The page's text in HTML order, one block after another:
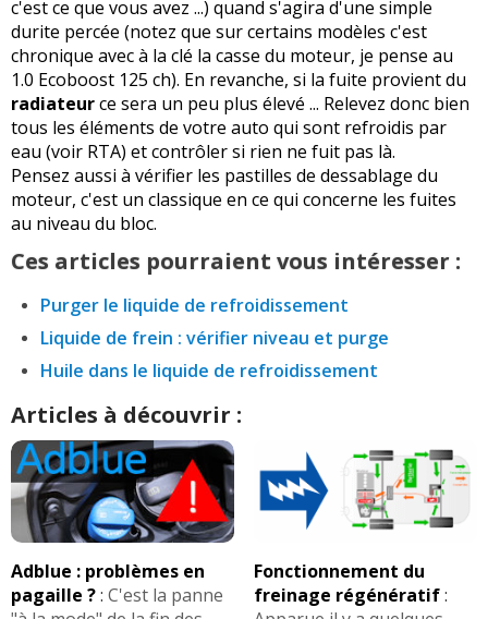
c'est ce que vous avez ...) quand s'agira d'une simple
durite percée (notez que sur certains modèles c'est
chronique avec à la clé la casse du moteur, je pense au
1.0 Ecoboost 125 ch). En revanche, si la fuite provient du
radiateurce sera un peu plus élevé ... Relevez donc bien
tous les éléments de votre auto qui sont refroidis par
eau (voir RTA) et contrôler si rien ne fuit pas là.
Pensez aussi à vérifier les pastilles de dessablage du
moteur, c'est un classique en ce qui concerne les fuites
au niveau du bloc.
Ces articles pourraient vous intéresser :
Purger le liquide de refroidissement
Liquide de frein : vérifier niveau et purge
Huile dans le liquide de refroidissement
Articles à découvrir :
Adblue : problèmes en
pagaille ?: C'est la panne
Fonctionnement du
freinage régénératif: